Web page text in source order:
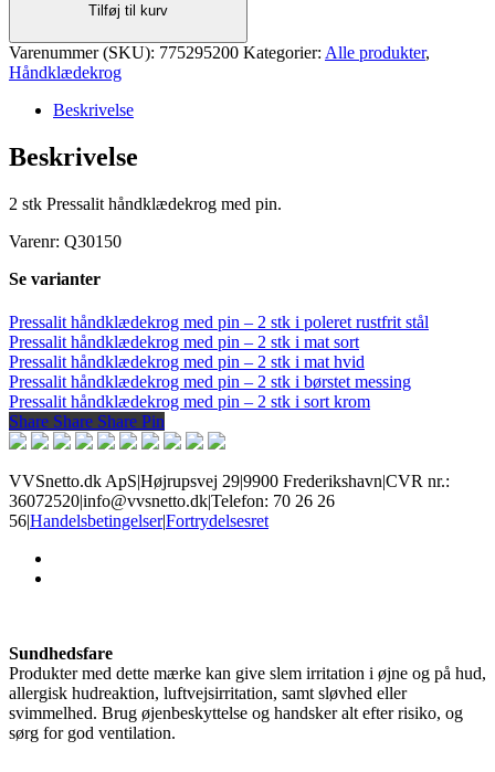
2
stk
Rustfri
Børstet
antal
Tilføj til kurv
Varenummer (SKU): 775295200 Kategorier: Alle produkter,
Håndklædekrog
Beskrivelse
Beskrivelse
2 stk Pressalit håndklædekrog med pin.
Varenr: Q30150
Se varianter
Pressalit håndklædekrog med pin – 2 stk i poleret rustfrit stål
Pressalit håndklædekrog med pin – 2 stk i mat sort
Pressalit håndklædekrog med pin – 2 stk i mat hvid
Pressalit håndklædekrog med pin – 2 stk i børstet messing
Pressalit håndklædekrog med pin – 2 stk i sort krom
Share
Share Share Share Pin
VVSnetto.dk ApS|Højrupsvej 29|9900 Frederikshavn|CVR nr.:
36072520|info@vvsnetto.dk|Telefon: 70 26 26
56|Handelsbetingelser|Fortrydelsesret
Sundhedsfare
Produkter med dette mærke kan give slem irritation i øjne og på hud,
allergisk hudreaktion, luftvejsirritation, samt sløvhed eller
svimmelhed. Brug øjenbeskyttelse og handsker alt efter risiko, og
sørg for god ventilation.